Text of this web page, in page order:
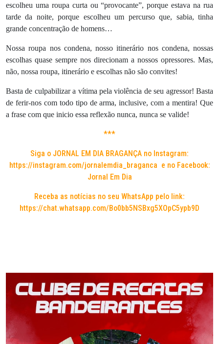
escolheu uma roupa curta ou “provocante”, porque estava na rua
tarde da noite, porque escolheu um percurso que, sabia, tinha
grande concentração de homens…
Nossa roupa nos condena, nosso itinerário nos condena, nossas
escolhas quase sempre nos direcionam a nossos opressores. Mas,
não, nossa roupa, itinerário e escolhas não são convites!
Basta de culpabilizar a vítima pela violência de seu agressor! Basta
de ferir-nos com todo tipo de arma, inclusive, com a mentira! Que
a frase com que inicio essa reflexão nunca, nunca se valide!
***
Siga o JORNAL EM DIA BRAGANÇA no Instagram:
https://instagram.com/jornalemdia_braganca e no Facebook:
Jornal Em Dia
Receba as notícias no seu WhatsApp pelo link:
https://chat.whatsapp.com/Bo0bb5NSBxg5XOpC5ypb9D